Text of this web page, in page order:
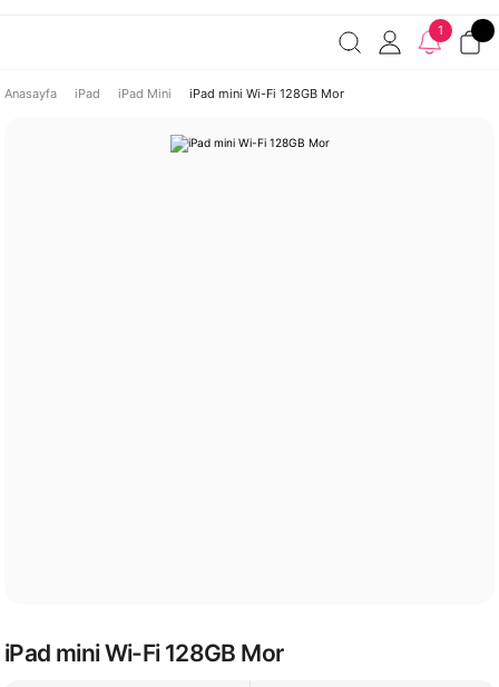
7000 TL ve üzeri
Şirketinize ait cihazları JAMF ile
1
Anasayfa iPad iPad Mini iPad mini Wi-Fi 128GB Mor
iPad mini Wi-Fi 128GB Mor